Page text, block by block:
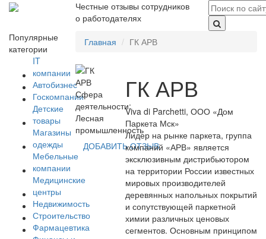
Честные отзывы сотрудников
о работодателях
Популярные
категории
IT
компании
Автобизнес
Госкомпании
Детские
товары
Магазины
одежды
Мебельные
компании
Медицинские
центры
Недвижимость
Строительство
Фармацевтика
Главная ГК АРВ
Сфера
деятельности:
Лесная
промышленность
ДОБАВИТЬ ОТЗЫВ
ГК АРВ
Viva di Parchetti, ООО «Дом
Паркета Мск»
Лидер на рынке паркета, группа
компаний «АРВ» является
эксклюзивным дистрибьютором
на территории России известных
мировых производителей
деревянных напольных покрытий
и сопутствующей паркетной
химии различных ценовых
сегментов. Основным принципом